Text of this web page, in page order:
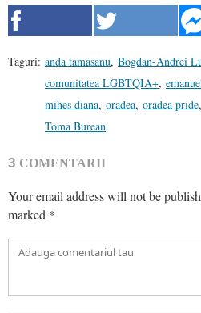
Taguri: anda tamasanu, Bogdan-Andrei
comunitatea LGBTQIA+,
mihes diana, oradea, oradea pride,
Toma Burean
3 COMENTARII
Your email address will not be
marked *